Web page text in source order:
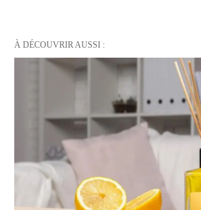
À DÉCOUVRIR AUSSI :